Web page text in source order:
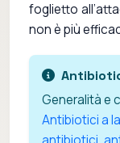
foglietto
non è più
Generalità e
Antibiotici a